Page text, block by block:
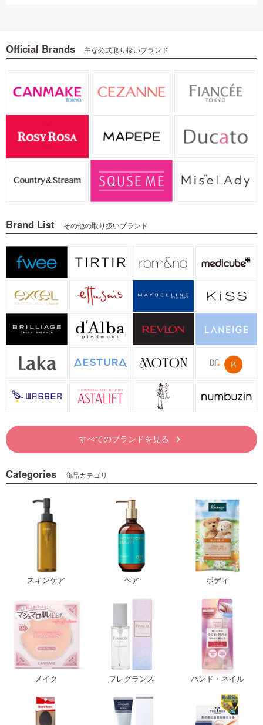
Official Brands 主な公式取り扱いブランド
Brand List その他の取り扱いブランド
すべてのブランドを見る keyboard_arrow_right
Categories 商品カテゴリ
スキンケア ヘア ボディ
メイク フレグランス ハンド・ネイル